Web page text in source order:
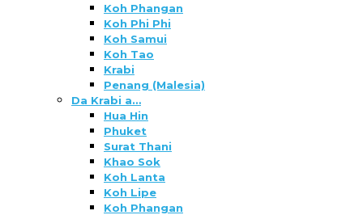
Koh Phangan
Koh Phi Phi
Koh Samui
Koh Tao
Krabi
Penang (Malesia)
Da Krabi a…
Hua Hin
Phuket
Surat Thani
Khao Sok
Koh Lanta
Koh Lipe
Koh Phangan